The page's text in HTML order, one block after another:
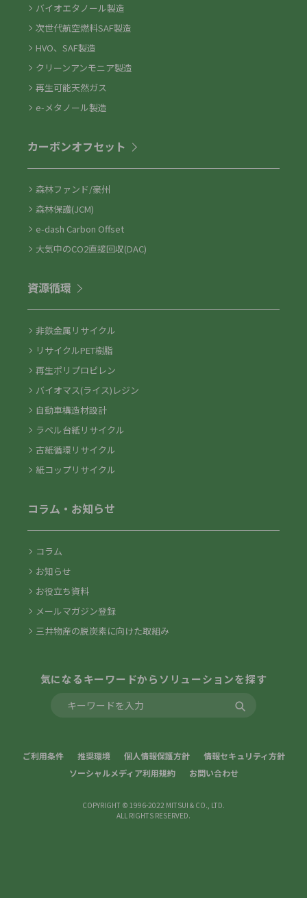
バイオエタノール製造
次世代航空燃料SAF製造
HVO、SAF製造
クリーンアンモニア製造
再生可能天然ガス
e-メタノール製造
カーボンオフセット
森林ファンド/豪州
森林保護(JCM)
e-dash Carbon Offset
大気中のCO2直接回収(DAC)
資源循環
非鉄金属リサイクル
リサイクルPET樹脂
再生ポリプロピレン
バイオマス(ライス)レジン
自動車構造材設計
ラベル台紙リサイクル
古紙循環リサイクル
紙コップリサイクル
コラム・お知らせ
コラム
お知らせ
お役立ち資料
メールマガジン登録
三井物産の脱炭素に向けた取組み
気になるキーワードからソリューションを探す
ご利用条件 推奨環境 個人情報保護方針
情報セキュリティ方針
ソーシャルメディア利用規約
お問い合わせ
COPYRIGHT © 1996-2022 MITSUI & CO., LTD.
ALL RIGHTS RESERVED.